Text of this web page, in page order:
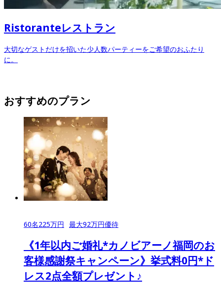
Ristoranteレストラン
大切なゲストだけを招いた少人数パーティーをご希望のおふたり
に。
おすすめのプラン
60名225万円 最大92万円優待
《1年以内ご婚礼*カノビアーノ福岡のお
客様感謝祭キャンペーン》挙式料0円*ド
レス2点全額プレゼント♪